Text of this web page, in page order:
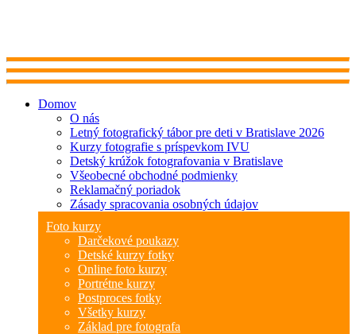
Domov
O nás
Letný fotografický tábor pre deti v Bratislave 2026
Kurzy fotografie s príspevkom IVU
Detský krúžok fotografovania v Bratislave
Všeobecné obchodné podmienky
Reklamačný poriadok
Zásady spracovania osobných údajov
Foto kurzy
Darčekové poukazy
Detské kurzy fotky
Online foto kurzy
Portrétne kurzy
Postproces fotky
Všetky kurzy
Základ pre fotografa